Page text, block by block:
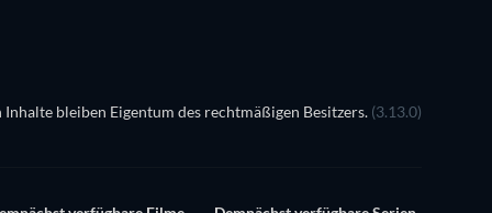
bleiben Eigentum des rechtmäßigen Besitzers. (3.13.0)